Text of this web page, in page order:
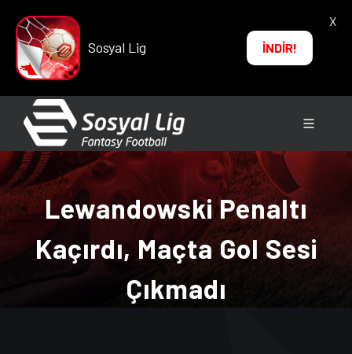
Sosyal Lig İNDİR!
X
Lewandowski Penaltı
Kaçırdı, Maçta Gol Sesi
Çıkmadı